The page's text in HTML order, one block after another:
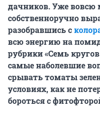
дачников. Уже вовсю
собственноручно
разобравшись с
всю энергию на
рубрики «Семь
самые наболевшие
срывать томаты
условиях, как не
бороться с